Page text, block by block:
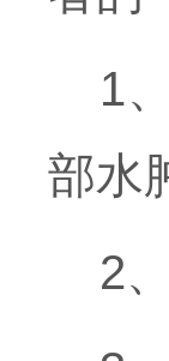
1
部水
2